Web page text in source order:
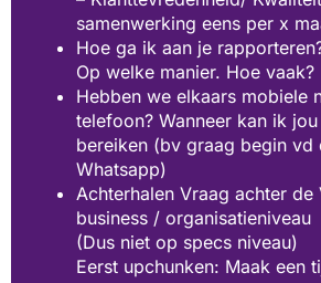
samenwerking eens per x
Hoe ga ik aan je
Op welke manier. Hoe vaak?
Hebben we elkaars mobiele
telefoon? Wanneer kan ik
bereiken (bv graag begin vd
Whatsapp)
Achterhalen Vraag achter de
business / organisatieniveau
(Dus niet op specs niveau)
Eerst upchunken: Maak een